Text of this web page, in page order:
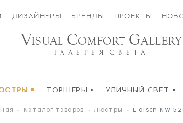
ДИЗАЙНЕРЫ БРЕНДЫ ПРОЕКТЫ
• ТОРШЕРЫ • УЛИЧНЫЙ СВЕТ •
VISUAL COMFORT GALLERY
ГАЛЕРЕЯ СВЕТА
- Каталог товаров - Люстры - Liaison KW